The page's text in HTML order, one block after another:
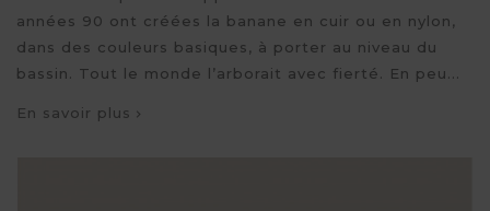
années 90 ont créées la banane en cuir ou en nylon,
dans des couleurs basiques, à porter au niveau du
bassin. Tout le monde l’arborait avec fierté. En peu...
En savoir plus